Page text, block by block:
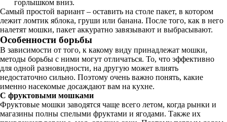
горлышком вниз.
Самый простой вариант – оставить на столе пакет, в котором
лежит ломтик яблока, груши или банана. После того, как в него
налетят мошки, пакет аккуратно завязывают и выбрасывают.
Особенности борьбы
В зависимости от того, к какому виду принадлежат мошки,
методы борьбы с ними могут отличаться. То, что эффективно
для одной разновидности, на другую может влиять
недостаточно сильно. Поэтому очень важно понять, какие
именно насекомые досаждают вам на кухне.
С фруктовыми мошками
Фруктовые мошки заводятся чаще всего летом, когда рынки и
магазины полны спелыми фруктами и ягодами. Также их